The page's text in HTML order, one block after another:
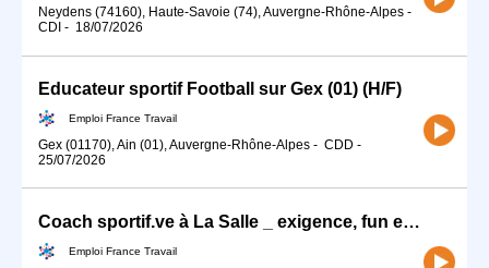
Neydens (74160), Haute-Savoie (74), Auvergne-Rhône-Alpes -
CDI - 18/07/2026
Educateur sportif Football sur Gex (01) (H/F)
Emploi France Travail
Gex (01170), Ain (01), Auvergne-Rhône-Alpes - CDD -
25/07/2026
Coach sportif.ve à La Salle _ exigence, fun et bienveillance (H/F)
Emploi France Travail